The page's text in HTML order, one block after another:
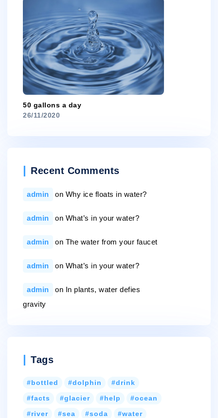
50 gallons a day
26/11/2020
Recent Comments
admin on Why ice floats in water?
admin on What’s in your water?
admin on The water from your faucet
admin on What’s in your water?
admin on In plants, water defies
gravity
Tags
bottled dolphin
drink
facts
glacier help
ocean
river
sea soda
water